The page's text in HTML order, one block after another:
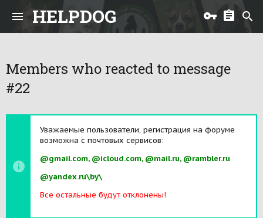
HELPDOG
Members who reacted to message
#22
Уважаемые пользователи, регистрация на форуме
возможна с почтовых сервисов:
@gmail.com, @icloud.com, @mail.ru, @rambler.ru
@yandex.ru\by\
Все остальные будут отклонены!